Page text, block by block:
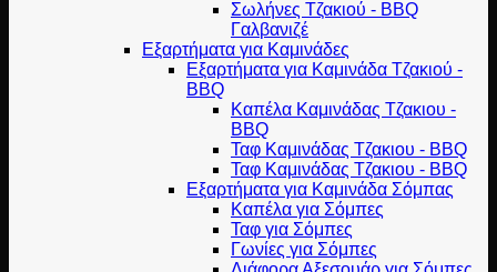
Σωλήνες Τζακιού - BBQ
Γαλβανιζέ
Εξαρτήματα για Καμινάδες
Εξαρτήματα για Καμινάδα Τζακιού -
BBQ
Καπέλα Καμινάδας Τζακιου -
BBQ
Ταφ Καμινάδας Τζακιου - BBQ
Ταφ Καμινάδας Τζακιου - BBQ
Εξαρτήματα για Καμινάδα Σόμπας
Καπέλα για Σόμπες
Ταφ για Σόμπες
Γωνίες για Σόμπες